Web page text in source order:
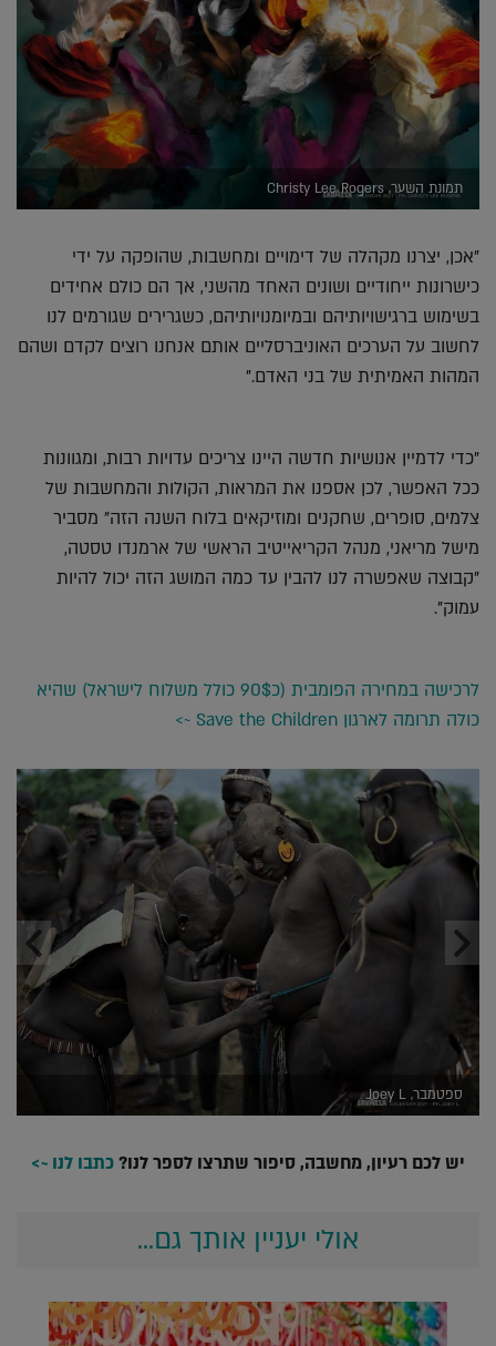
תמונת השער, Christy Lee Rogers
"אכן, יצרנו מקהלה של דימויים ומחשבות, שהופקה על ידי
כישרונות ייחודיים ושונים האחד מהשני, אך הם כולם אחידים
בשימוש ברגישויותיהם ובמיומנויותיהם, כשגרירים שגורמים לנו
לחשוב על הערכים האוניברסליים אותם אנחנו רוצים לקדם ושהם
המהות האמיתית של בני האדם."
"כדי לדמיין אנושיות חדשה היינו צריכים עדויות רבות, ומגוונות
ככל האפשר, לכן אספנו את המראות, הקולות והמחשבות של
צלמים, סופרים, שחקנים ומוזיקאים בלוח השנה הזה" מסביר
מישל מריאני, מנהל הקריאייטיב הראשי של ארמנדו טסטה,
"קבוצה שאפשרה לנו להבין עד כמה המושג הזה יכול להיות
עמוק".
לרכישה במחירה הפומבית (כ90$ כולל משלוח לישראל) שהיא
כולה תרומה לארגון Save the Children ~>
ספטמבר, Joey L.
יש לכם רעיון, מחשבה, סיפור שתרצו לספר לנו?כתבו לנו ~>
אולי יעניין אותך גם...